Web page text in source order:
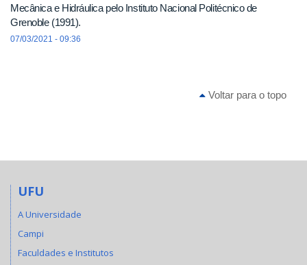
Mecânica e Hidráulica pelo Instituto Nacional Politécnico de
Grenoble (1991).
07/03/2021 - 09:36
Voltar para o topo
UFU
A Universidade
Campi
Faculdades e Institutos